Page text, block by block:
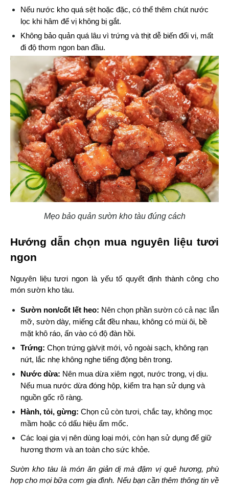
Nếu nước kho quá sệt hoặc đặc, có thể thêm chút nước
lọc khi hâm để vị không bị gắt.
Không bảo quản quá lâu vì trứng và thịt dễ biến đổi vị, mất
đi độ thơm ngon ban đầu.
Mẹo bảo quản sườn kho tàu đúng cách
Hướng dẫn chọn mua nguyên liệu tươi
ngon
Nguyên liệu tươi ngon là yếu tố quyết định thành công cho
món sườn kho tàu.
Sườn non/cốt lết heo: Nên chọn phần sườn có cả nạc lẫn
mỡ, sườn dày, miếng cắt đều nhau, không có mùi ôi, bề
mặt khô ráo, ấn vào có độ đàn hồi.
Trứng: Chọn trứng gà/vịt mới, vỏ ngoài sạch, không rạn
nứt, lắc nhẹ không nghe tiếng động bên trong.
Nước dừa: Nên mua dừa xiêm ngọt, nước trong, vị dịu.
Nếu mua nước dừa đóng hộp, kiểm tra hạn sử dụng và
nguồn gốc rõ ràng.
Hành, tỏi, gừng: Chọn củ còn tươi, chắc tay, không mọc
mầm hoặc có dấu hiệu ẩm mốc.
Các loại gia vị nên dùng loại mới, còn hạn sử dụng để giữ
hương thơm và an toàn cho sức khỏe.
Sườn kho tàu là món ăn giản dị mà đậm vị quê hương, phù
hợp cho mọi bữa cơm gia đình. Nếu bạn cần thêm thông tin về